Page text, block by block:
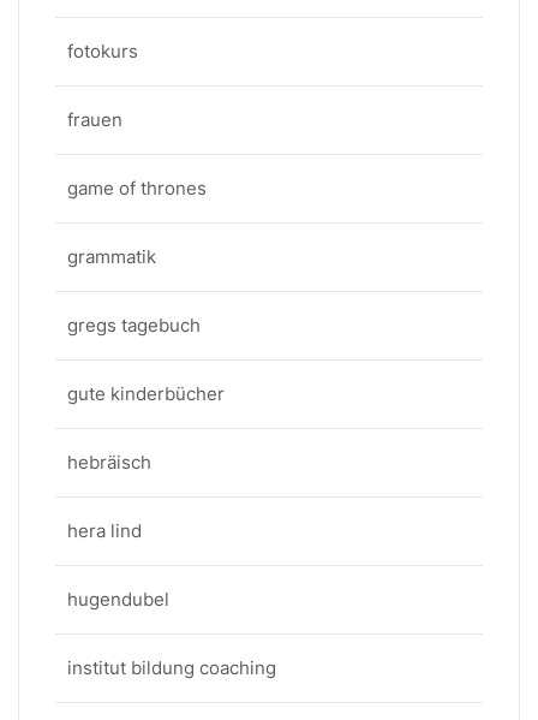
fotokurs
frauen
game of thrones
grammatik
gregs tagebuch
gute kinderbücher
hebräisch
hera lind
hugendubel
institut bildung coaching